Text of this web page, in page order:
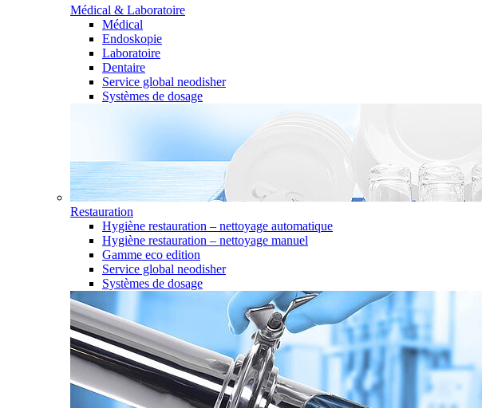
Médical & Laboratoire
Médical
Endoskopie
Laboratoire
Dentaire
Service global neodisher
Systèmes de dosage
Restauration
Hygiène restauration – nettoyage automatique
Hygiène restauration – nettoyage manuel
Gamme eco edition
Service global neodisher
Systèmes de dosage